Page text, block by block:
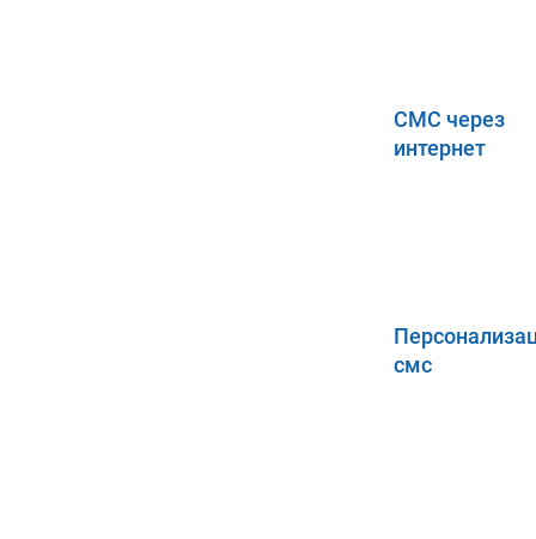
СМС через
интернет
смс